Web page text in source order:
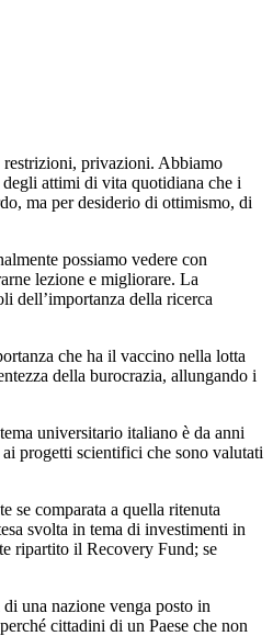
restrizioni, privazioni. Abbiamo
attimi di vita quotidiana che i
ma per desiderio di ottimismo, di
possiamo vedere con
lezione e migliorare. La
dell’importanza della ricerca
che ha il vaccino nella lotta
della burocrazia, allungando i
universitario italiano è da anni
progetti scientifici che sono valutati
se comparata a quella ritenuta
svolta in tema di investimenti in
ripartito il Recovery Fund; se
una nazione venga posto in
cittadini di un Paese che non